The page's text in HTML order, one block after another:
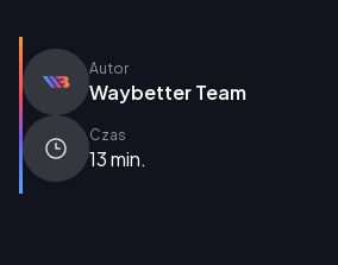
Autor
Waybetter Team
Czas
13 min.